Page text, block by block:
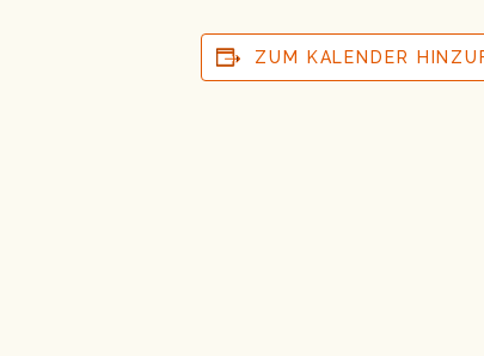
ZUM KALENDER